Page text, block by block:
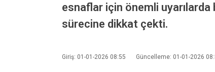
esnaflar için önemli uyarılarda
sürecine dikkat çekti.
Giriş: 01-01-2026 08:55 Güncelleme: 01-01-2026